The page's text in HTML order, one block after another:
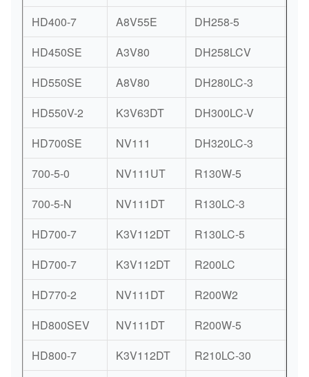
HD400-7
A8V55E DH258-5
HD450SE
A3V80 DH258LCV
HD550SE
A8V80 DH280LC-3
HD550V-2
K3V63DT DH300LC-V
HD700SE
NV111 DH320LC-3
700-5-0
NV111UT R130W-5
700-5-N
NV111DT R130LC-3
HD700-7
K3V112DT R130LC-5
HD700-7
K3V112DT R200LC
HD770-2
NV111DT R200W2
HD800SEV
NV111DT R200W-5
HD800-7
K3V112DT R210LC-30